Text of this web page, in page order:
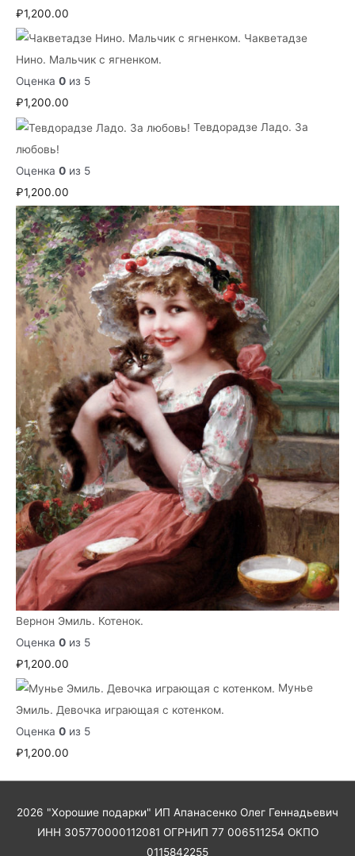
₽1,200.00
Чакветадзе
Нино. Мальчик с ягненком.
Оценка 0 из 5
₽1,200.00
Тевдорадзе Ладо. За
любовь!
Оценка 0 из 5
₽1,200.00
Вернон Эмиль. Котенок.
Оценка 0 из 5
₽1,200.00
Мунье
Эмиль. Девочка играющая с котенком.
Оценка 0 из 5
₽1,200.00
2026 "Хорошие подарки" ИП Апанасенко Олег Геннадьевич
ИНН 305770000112081 ОГРНИП 77 006511254 ОКПО
0115842255